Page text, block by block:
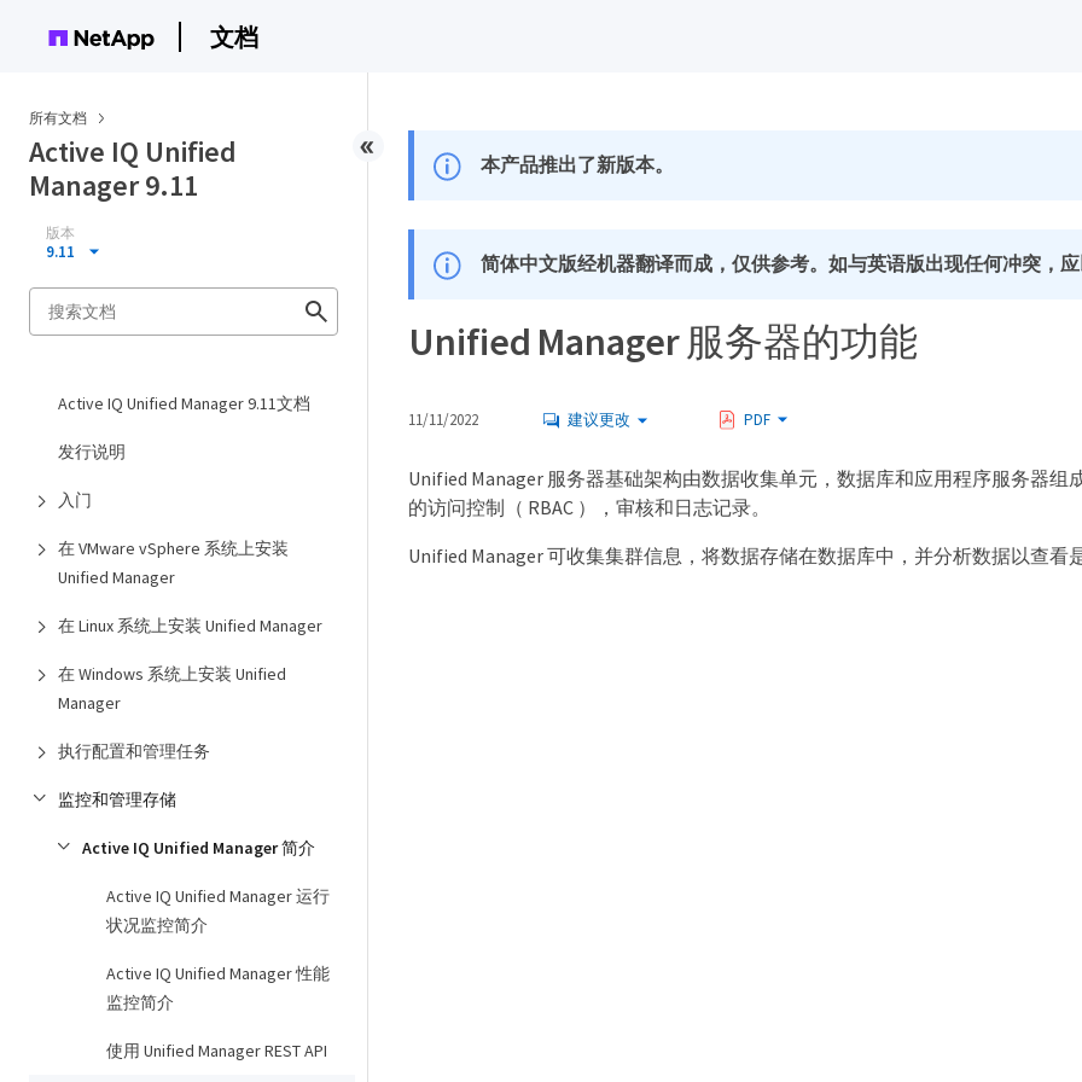
文档
所有文档
Active IQ Unified
Manager 9.11
版本
9.11
Active IQ Unified Manager 9.11文档
发行说明
入门
在 VMware vSphere 系统上安装
Unified Manager
在 Linux 系统上安装 Unified Manager
在 Windows 系统上安装 Unified
Manager
执行配置和管理任务
监控和管理存储
Active IQ Unified Manager 简介
Active IQ Unified Manager 运行
状况监控简介
Active IQ Unified Manager 性能
监控简介
使用 Unified Manager REST API
本产品推出了新版本。
简体中文版经机器翻译而成，仅供参考。如与英语版出现任何冲突，应
Unified Manager 服务器的功能
11/11/2022 建议更改 PDF
Unified Manager 服务器基础架构由数据收集单元，数据库和应用程序服务器
的访问控制（ RBAC ），审核和日志记录。
Unified Manager 可收集集群信息，将数据存储在数据库中，并分析数据以查看